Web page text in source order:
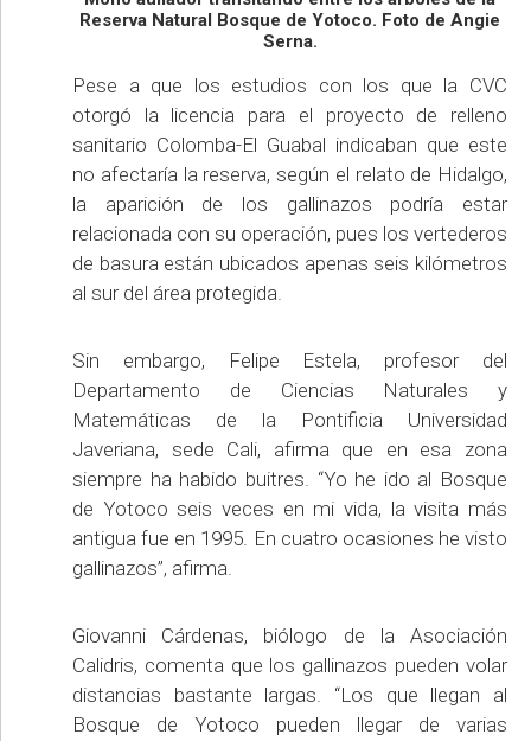
Reserva Natural Bosque de Yotoco. Foto de Angie
Serna.
Pese a que los estudios con los que la CVC
otorgó la licencia para el proyecto de relleno
sanitario Colomba-El Guabal indicaban que este
no afectaría la reserva, según el relato de Hidalgo,
la aparición de los gallinazos podría estar
relacionada con su operación, pues los vertederos
de basura están ubicados apenas seis kilómetros
al sur del área protegida.
Sin embargo, Felipe Estela, profesor del
Departamento de Ciencias Naturales y
Matemáticas de la Pontificia Universidad
Javeriana, sede Cali, afirma que en esa zona
siempre ha habido buitres. “Yo he ido al Bosque
de Yotoco seis veces en mi vida, la visita más
antigua fue en 1995. En cuatro ocasiones he visto
gallinazos”, afirma.
Giovanni Cárdenas, biólogo de la Asociación
Calidris, comenta que los gallinazos pueden volar
distancias bastante largas. “Los que llegan al
Bosque de Yotoco pueden llegar de varias